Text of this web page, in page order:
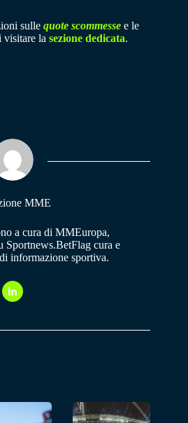
sulle quote scommesse e le
visitare la sezione dedicata.
MME
a cura di MMEuropa,
Sportnews.BetFlag cura e
informazione sportiva.